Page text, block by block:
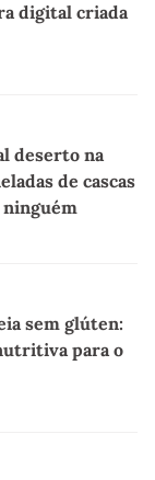
digital criada
deserto na
de cascas
ninguém
sem glúten:
para o